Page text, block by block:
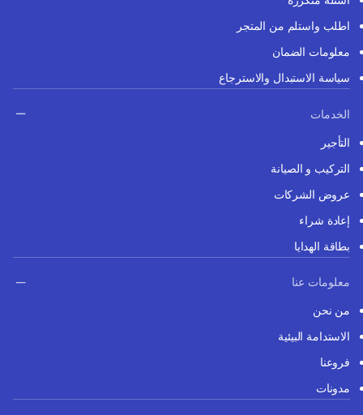
اطلب واستلم من المتجر
معلومات الضمان
سياسة الاستبدال والاسترجاع
الخدمات
التأجير
التركيب و الصيانة
عروض الشركات
إعادة شراء
بطاقة الهدايا
معلومات عنا
من نحن
الاستدامة البيئية
فروعنا
مدونات